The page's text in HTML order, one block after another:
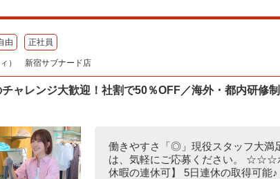
由 正社員
ィ） 新宿サブナード店
ャレンジ大歓迎！社割で50％OFF／海外・都内研修
働きやすさ「◎」現役スタッフ大満
は、気軽にご応募ください。
休暇の連休可】 5日連休の取得可能